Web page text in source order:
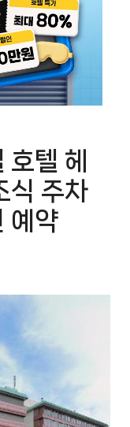
텔 헤
식 주차
예약